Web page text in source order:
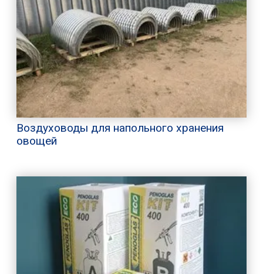
Воздуховоды для напольного хранения
овощей